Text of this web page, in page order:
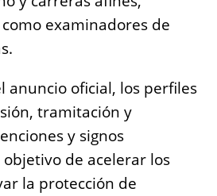
examinadores de
anuncio oficial, los perfiles
tramitación y
y signos
de acelerar los
la protección de